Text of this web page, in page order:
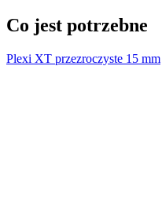
Co jest potrzebne
Plexi XT przezroczyste 15 mm